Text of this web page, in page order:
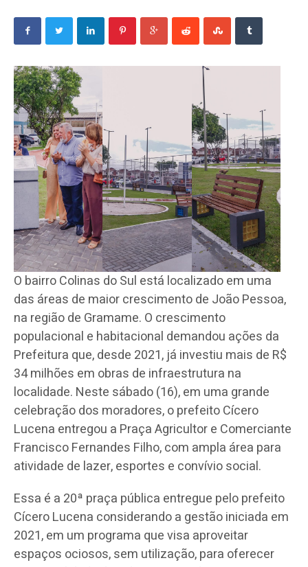
O bairro Colinas do Sul está localizado em uma
das áreas de maior crescimento de João Pessoa,
na região de Gramame. O crescimento
populacional e habitacional demandou ações da
Prefeitura que, desde 2021, já investiu mais de R$
34 milhões em obras de infraestrutura na
localidade. Neste sábado (16), em uma grande
celebração dos moradores, o prefeito Cícero
Lucena entregou a Praça Agricultor e Comerciante
Francisco Fernandes Filho, com ampla área para
atividade de lazer, esportes e convívio social.
Essa é a 20ª praça pública entregue pelo prefeito
Cícero Lucena considerando a gestão iniciada em
2021, em um programa que visa aproveitar
espaços ociosos, sem utilização, para oferecer